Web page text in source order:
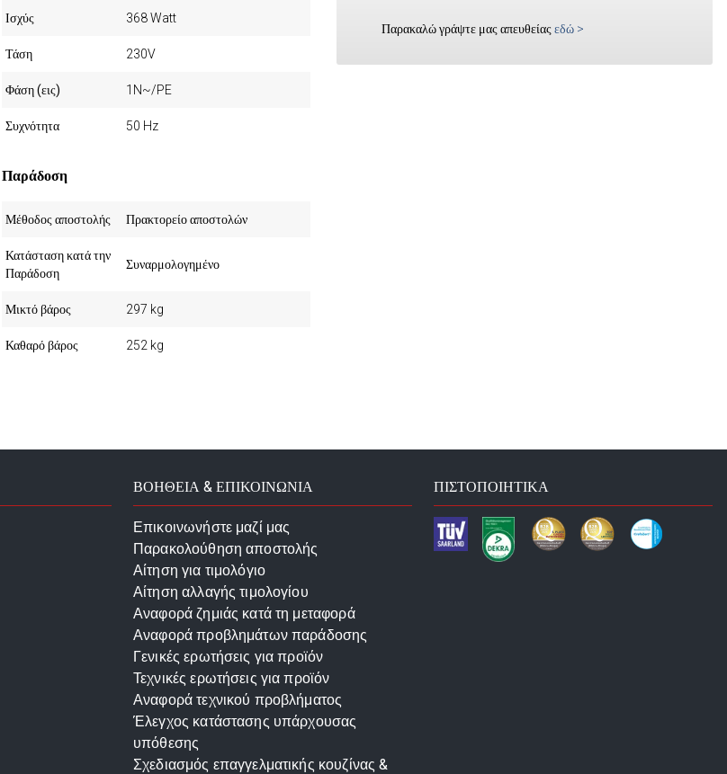
Ισχύς 368 Watt
Τάση 230V
Φάση (εις) 1N~/PE
Συχνότητα 50 Hz
Παράδοση
Μέθοδος αποστολής Πρακτορείο αποστολών
Κατάσταση κατά την
Παράδοση
Συναρμολογημένο
Μικτό βάρος 297 kg
Καθαρό βάρος 252 kg
Παρακαλώ γράψτε μας απευθείας εδώ >
ΒΟΗΘΕΙΑ & ΕΠΙΚΟΙΝΩΝΙΑ
Επικοινωνήστε μαζί μας
Παρακολούθηση αποστολής
Αίτηση για τιμολόγιο
Αίτηση αλλαγής τιμολογίου
Αναφορά ζημιάς κατά τη μεταφορά
Αναφορά προβλημάτων παράδοσης
Γενικές ερωτήσεις για προϊόν
Τεχνικές ερωτήσεις για προϊόν
Αναφορά τεχνικού προβλήματος
Έλεγχος κατάστασης υπάρχουσας
υπόθεσης
Σχεδιασμός επαγγελματικής κουζίνας &
ΠΙΣΤΟΠΟΙΗΤΙΚΆ